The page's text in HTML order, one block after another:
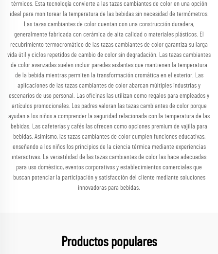
térmicos. Esta tecnología convierte a las tazas cambiantes de color en una opción
ideal para monitorear la temperatura de las bebidas sin necesidad de termómetros.
Las tazas cambiantes de color cuentan con una construcción duradera,
generalmente fabricada con cerámica de alta calidad o materiales plásticos. El
recubrimiento termocromático de las tazas cambiantes de color garantiza su larga
vida útil y ciclos repetidos de cambio de color sin degradación. Las tazas cambiantes
de color avanzadas suelen incluir paredes aislantes que mantienen la temperatura
de la bebida mientras permiten la transformación cromática en el exterior. Las
aplicaciones de las tazas cambiantes de color abarcan múltiples industrias y
escenarios de uso personal. Las oficinas las utilizan como regalos para empleados y
artículos promocionales. Los padres valoran las tazas cambiantes de color porque
ayudan a los niños a comprender la seguridad relacionada con la temperatura de las
bebidas. Las cafeterías y cafés las ofrecen como opciones premium de vajilla para
bebidas. Asimismo, las tazas cambiantes de color cumplen funciones educativas,
enseñando a los niños los principios de la ciencia térmica mediante experiencias
interactivas. La versatilidad de las tazas cambiantes de color las hace adecuadas
para uso doméstico, eventos corporativos y establecimientos comerciales que
buscan potenciar la participación y satisfacción del cliente mediante soluciones
innovadoras para bebidas.
Productos populares